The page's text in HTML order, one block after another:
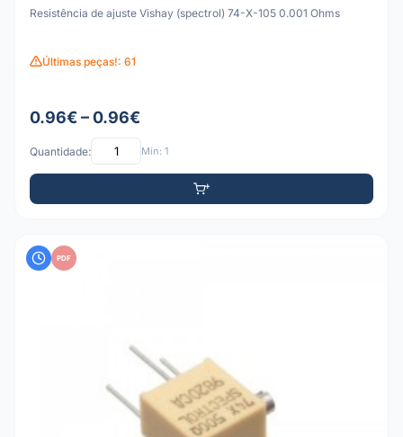
Resistência de ajuste Vishay (spectrol) 74-X-105 0.001 Ohms
Últimas peças!: 61
0.96€ – 0.96€
Quantidade: Mín: 1
PDF